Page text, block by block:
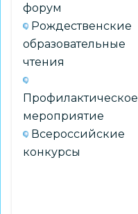
форум
Рождественские
образовательные
чтения
Профилактическое
мероприятие
Всероссийские
конкурсы